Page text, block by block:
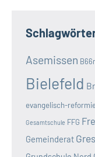
Asemissen
Bielefeld
evangelisch-
Gesamtschule FFG
Gemeinderat